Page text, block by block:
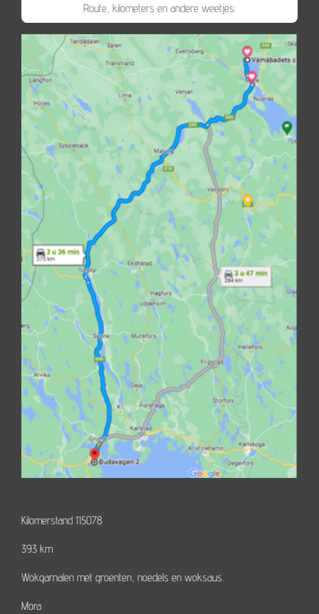
Route, kilometers en andere weetjes:
Kilomerstand 115078
393 km
Wokgarnalen met groenten, noedels en woksaus.
Mora